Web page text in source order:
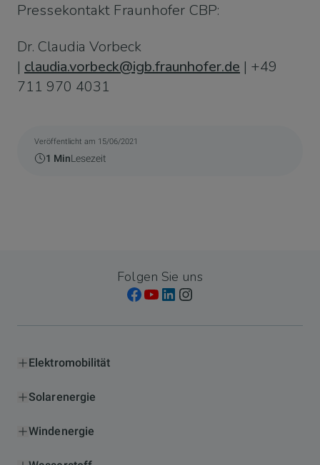
Pressekontakt Fraunhofer CBP:
Dr. Claudia Vorbeck
| claudia.vorbeck@igb.fraunhofer.de | +49
711 970 4031
Veröffentlicht am 15/06/2021
1 MinLesezeit
Folgen Sie uns
Elektromobilität
Solarenergie
Windenergie